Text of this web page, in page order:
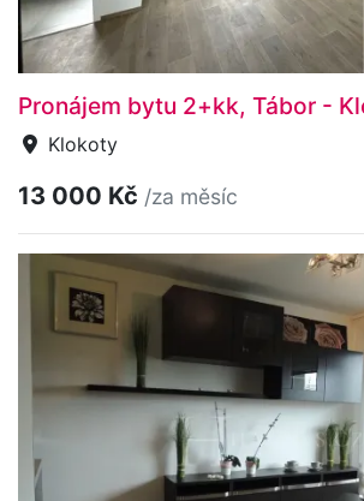
Pronájem bytu 2+kk, Tábor -
Klokoty
13 000 Kč /za měsíc